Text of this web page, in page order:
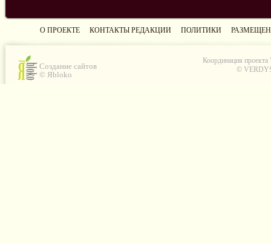
О ПРОЕКТЕ КОНТАКТЫ РЕДАКЦИИ ПОЛИТИКИ
Создание сайтов
© Яbloko
Координация проекта
©